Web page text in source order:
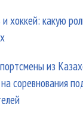
и хоккей: какую
из
соревнования